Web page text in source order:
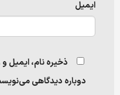
ایمیل
ذخیره نام، ایمیل
دوباره دیدگاهی